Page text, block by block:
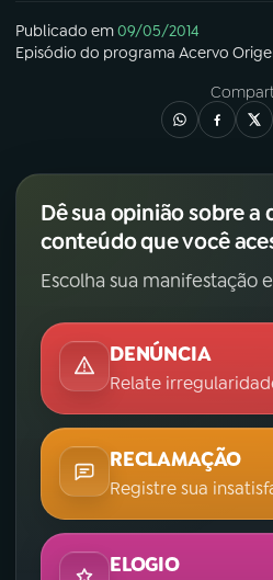
Publicado em09/05/2014
Episódio do programa Acervo
Dê sua opinião sobre a
conteúdo que você
Escolha sua manifestação
DENÚNCIA
Relate
RECLAMAÇÃO
Registre sua
ELOGIO